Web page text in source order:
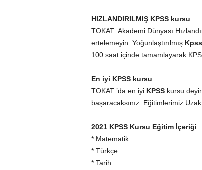
HIZLANDIRILMIŞ KPSS kursu
TOKAT Akademi Dünyası
ertelemeyin. Yoğunlaştırılmış Kpss
100 saat içinde tamamlayarak
En iyi KPSS kursu
TOKAT ’da en iyi KPSSkursu
başaracaksınız. Eğitimlerimiz
2021 KPSS Kursu Eğitim İçeriği
* Matematik
* Türkçe
* Tarih